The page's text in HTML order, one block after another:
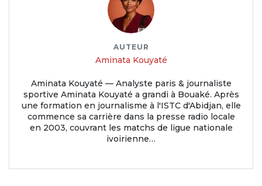
AUTEUR
Aminata Kouyaté
Aminata Kouyaté — Analyste paris & journaliste
sportive Aminata Kouyaté a grandi à Bouaké. Après
une formation en journalisme à l'ISTC d'Abidjan, elle
commence sa carrière dans la presse radio locale
en 2003, couvrant les matchs de ligue nationale
ivoirienne…